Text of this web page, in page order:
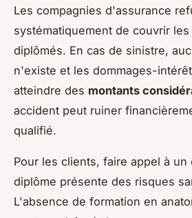
Les compagnies d'assurance
systématiquement de couvrir
diplômés. En cas de sinistre,
n'existe et les dommages-
atteindre des montants
accident peut ruiner
qualifié.
Pour les clients, faire appel à un
diplôme présente des risques
L'absence de formation en